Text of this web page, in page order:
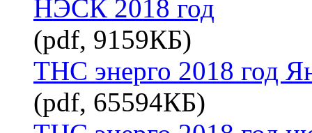
НЭСК 2018 год
(pdf, 9159КБ)
ТНС энерго 2018 год
(pdf, 65594КБ)